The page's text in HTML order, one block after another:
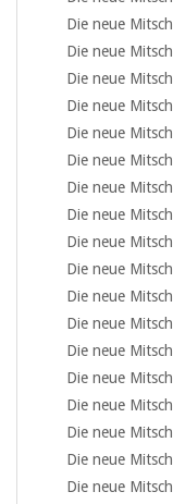
Die neue
Die neue
Die neue
Die neue
Die neue
Die neue
Die neue
Die neue
Die neue
Die neue
Die neue
Die neue
Die neue
Die neue
Die neue
Die neue
Die neue
Die neue